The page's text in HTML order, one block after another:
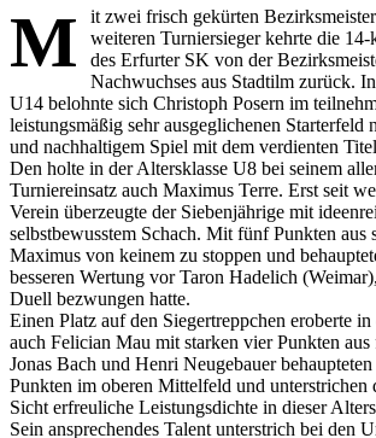
M
it zwei frisch gekürten
weiteren Turniersieger kehrte die
des Erfurter SK von der
Nachwuchses aus Stadtilm zurück.
U14 belohnte sich Christoph Posern im
leistungsmäßig sehr ausgeglichenen Starterfeld
und nachhaltigem Spiel mit dem verdienten
Den holte in der Altersklasse U8 bei seinem
Turniereinsatz auch Maximus Terre. Erst seit
Verein überzeugte der Siebenjährige mit
selbstbewusstem Schach. Mit fünf Punkten aus
Maximus von keinem zu stoppen und
besseren Wertung vor Taron Hadelich
Duell bezwungen hatte.
Einen Platz auf den Siegertreppchen eroberte
auch Felician Mau mit starken vier Punkten
Jonas Bach und Henri Neugebauer
Punkten im oberen Mittelfeld und unterstrichen
Sicht erfreuliche Leistungsdichte in dieser
Sein ansprechendes Talent unterstrich bei den